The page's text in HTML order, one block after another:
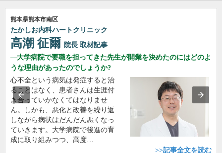
熊本県熊本市南区
たかしお内科ハートクリニック
高潮 征爾 院長 取材記事
大学病院で要職を担ってきた先生が開業を決めたのにはどのよ
うな理由があったのでしょうか?
心不全という病気は発症すると治
ることはなく、患者さんは生涯付
き合っていかなくてはなりませ
ん。しかも、悪化と改善を繰り返
しながら病状はだんだん悪くなっ
ていきます。大学病院で後進の育
成に取り組みつつ、高度…
>>記事全文を読む